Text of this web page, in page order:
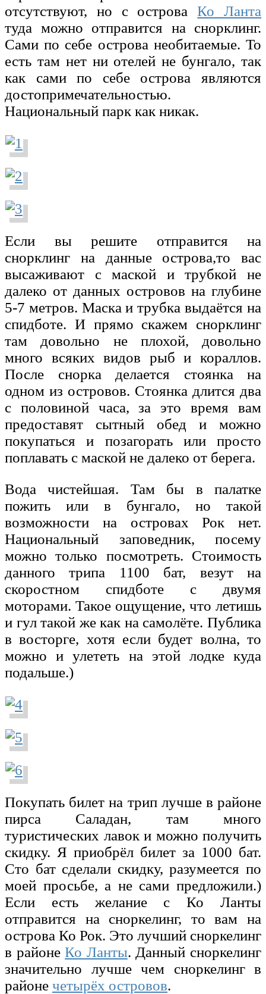
отсутствуют, но с островаКо Ланта
туда можно отправится на снорклинг.
Сами по себе острова необитаемые. То
есть там нет ни отелей не бунгало, так
как сами по себе острова являются
достопримечательностью.
Национальный парк как никак.
Если вы решите отправится на
снорклинг на данные острова,то вас
высаживают с маской и трубкой не
далеко от данных островов на глубине
5-7 метров. Маска и трубка выдаётся на
спидботе. И прямо скажем снорклинг
там довольно не плохой, довольно
много всяких видов рыб и кораллов.
После снорка делается стоянка на
одном из островов. Стоянка длится два
с половиной часа, за это время вам
предоставят сытный обед и можно
покупаться и позагорать или просто
поплавать с маской не далеко от берега.
Вода чистейшая. Там бы в палатке
пожить или в бунгало, но такой
возможности на островах Рок нет.
Национальный заповедник, посему
можно только посмотреть. Стоимость
данного трипа 1100 бат, везут на
скоростном спидботе с двумя
моторами. Такое ощущение, что летишь
и гул такой же как на самолёте. Публика
в восторге, хотя если будет волна, то
можно и улететь на этой лодке куда
подальше.)
Покупать билет на трип лучше в районе
пирса Саладан, там много
туристических лавок и можно получить
скидку. Я приобрёл билет за 1000 бат.
Сто бат сделали скидку, разумеется по
моей просьбе, а не сами предложили.)
Если есть желание с Ко Ланты
отправится на сноркелинг, то вам на
острова Ко Рок. Это лучший сноркелинг
в районеКо Ланты. Данный сноркелинг
значительно лучше чем сноркелинг в
районе четырёх островов.